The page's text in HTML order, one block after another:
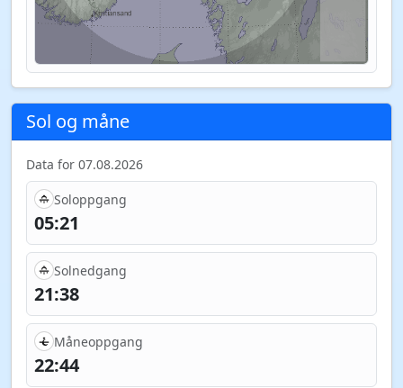
Sol og måne
Data for 07.08.2026
Soloppgang
05:21
Solnedgang
21:38
Måneoppgang
22:44